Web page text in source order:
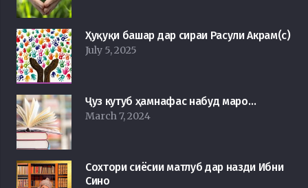
Ҳуқуқи башар дар сираи Расули Акрам(с)
July 5, 2025
Ҷуз кутуб ҳамнафас набуд маро…
March 7, 2024
Сохтори сиёсии матлуб дар назди Ибни
Сино